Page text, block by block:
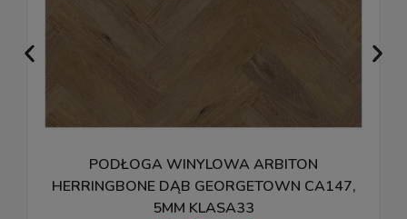
PODŁOGA WINYLOWA ARBITON
HERRINGBONE DĄB GEORGETOWN CA147,
5MM KLASA33